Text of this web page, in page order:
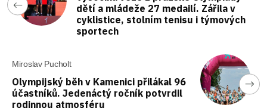
dětí a mládeže 27 medailí. Zářila v
cyklistice, stolním tenisu i týmových
sportech
Miroslav Pucholt
Olympijský běh v Kamenici přilákal 96
účastníků. Jedenáctý ročník potvrdil
rodinnou atmosféru